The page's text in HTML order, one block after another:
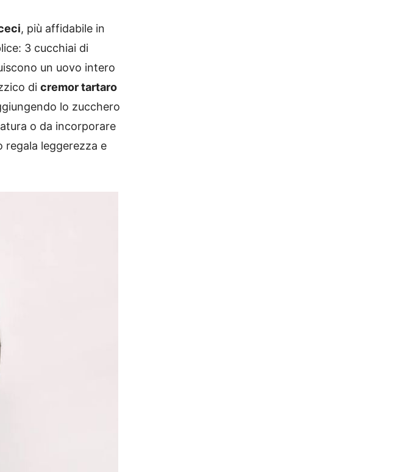
, più affidabile in
3 cucchiai di
un uovo intero
di cremor tartaro
lo zucchero
o da incorporare
regala leggerezza e